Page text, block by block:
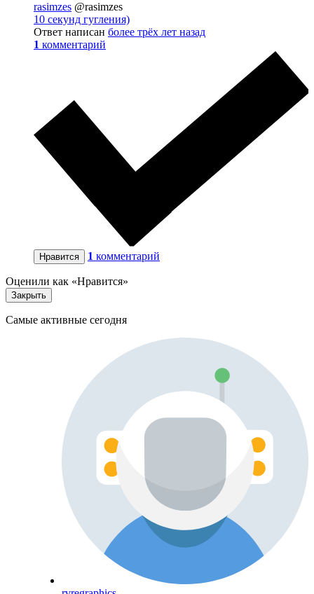
rasimzes @rasimzes
10 секунд гугления)
Ответ написан более трёх лет назад
1 комментарий
Нравится 1 комментарий
Оценили как «Нравится»
Закрыть
Самые активные сегодня